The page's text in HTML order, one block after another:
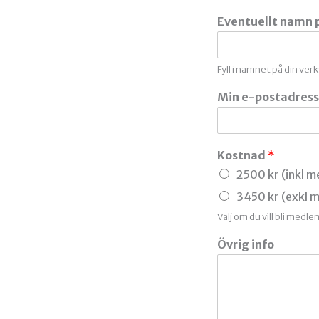
ö
rEventuellt namn
Fyll i namnet på din
Min e-postadress
Kostnad *
2500 kr (inkl
3450 kr (exkl
Välj om du vill bli
Övrig info